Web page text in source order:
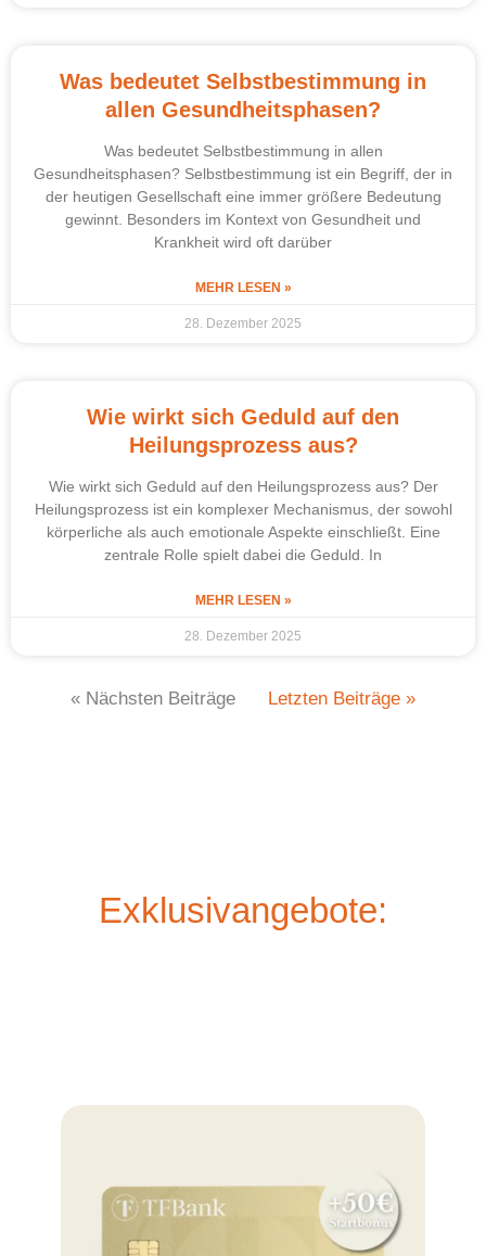
Was bedeutet Selbstbestimmung in
allen Gesundheitsphasen?
Was bedeutet Selbstbestimmung in allen
Gesundheitsphasen? Selbstbestimmung ist ein Begriff, der in
der heutigen Gesellschaft eine immer größere Bedeutung
gewinnt. Besonders im Kontext von Gesundheit und
Krankheit wird oft darüber
MEHR LESEN »
28. Dezember 2025
Wie wirkt sich Geduld auf den
Heilungsprozess aus?
Wie wirkt sich Geduld auf den Heilungsprozess aus? Der
Heilungsprozess ist ein komplexer Mechanismus, der sowohl
körperliche als auch emotionale Aspekte einschließt. Eine
zentrale Rolle spielt dabei die Geduld. In
MEHR LESEN »
28. Dezember 2025
« Nächsten Beiträge Letzten Beiträge »
Exklusivangebote: